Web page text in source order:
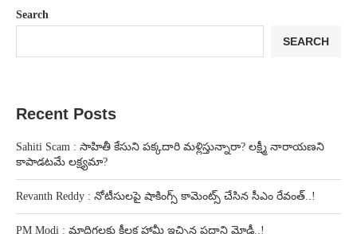
Search
SEARCH
Recent Posts
Sahiti Scam : సాహితీ కేసుని పక్కదారి మళ్లిస్తున్నారా? లక్ష్మీ నారాయణని
కాపాడటమే లక్ష్యమా?
Revanth Reddy : నోటీసులపై షాకింగ్స్ కామెంట్స్ చేసిన సీఎం రేవంత్..!
PM Modi : మాదిగలకు కీలక హామీ ఇచ్చిన ప్రధాని మోడీ..!